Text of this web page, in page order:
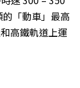
「動車」最高
高鐵軌道上運